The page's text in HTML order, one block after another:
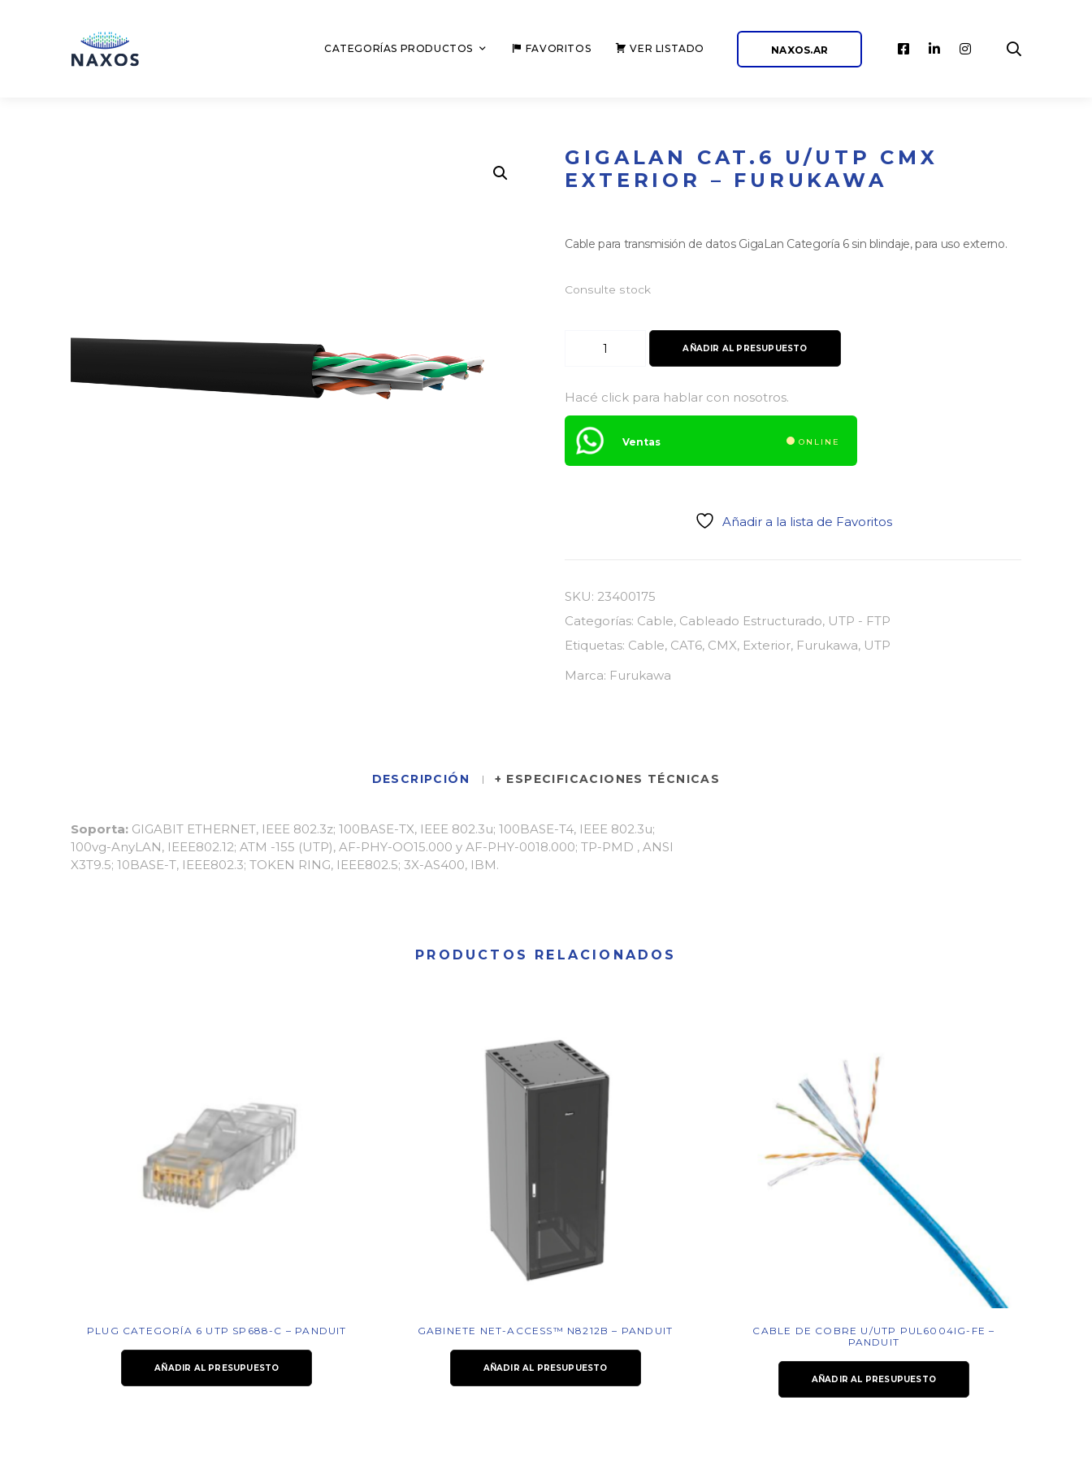
CATEGORÍAS PRODUCTOS FAVORITOS VER LISTADO NAXOS.AR
GIGALAN CAT.6 U/UTP CMX
EXTERIOR – FURUKAWA
Cable para transmisión de datos GigaLan Categoría 6 sin blindaje, para uso externo.
Consulte stock
CMX
FURUKAWA
cantidad
AÑADIR AL PRESUPUESTO
Hacé click para hablar con nosotros.
Ventas ONLINE
Añadir a la lista de Favoritos
SKU: 23400175
Categorías: Cable, Cableado Estructurado, UTP - FTP
Etiquetas: Cable, CAT6, CMX, Exterior, Furukawa, UTP
Marca: Furukawa
DESCRIPCIÓN + ESPECIFICACIONES TÉCNICAS
Soporta: GIGABIT ETHERNET, IEEE 802.3z; 100BASE-TX, IEEE 802.3u; 100BASE-T4, IEEE 802.3u;
100vg-AnyLAN, IEEE802.12; ATM -155 (UTP), AF-PHY-OO15.000 y AF-PHY-0018.000; TP-PMD , ANSI
X3T9.5; 10BASE-T, IEEE802.3; TOKEN RING, IEEE802.5; 3X-AS400, IBM.
PRODUCTOS RELACIONADOS
PLUG CATEGORÍA 6 UTP SP688-C – PANDUIT
AÑADIR AL PRESUPUESTO
GABINETE NET-ACCESS™ N8212B – PANDUIT
AÑADIR AL PRESUPUESTO
CABLE DE COBRE U/UTP PUL6004IG-FE –
PANDUIT
AÑADIR AL PRESUPUESTO